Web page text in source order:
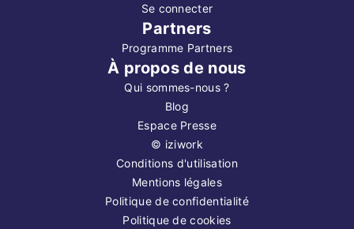
Se connecter
Partners
Programme Partners
À propos de nous
Qui sommes-nous ?
Blog
Espace Presse
© iziwork
Conditions d'utilisation
Mentions légales
Politique de confidentialité
Politique de cookies